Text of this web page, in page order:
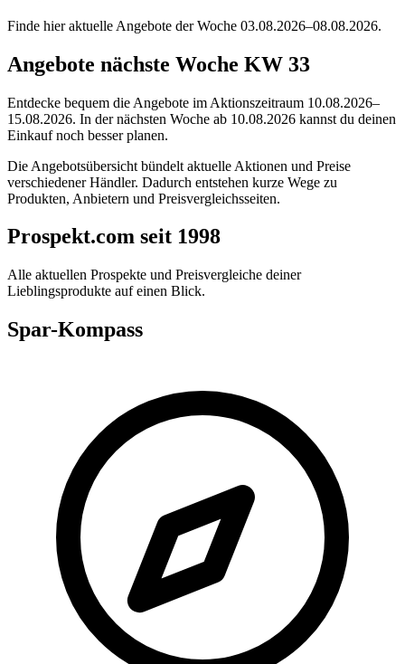
Finde hier aktuelle Angebote der Woche 03.08.2026–08.08.2026.
Angebote nächste Woche KW 33
Entdecke bequem die Angebote im Aktionszeitraum 10.08.2026–
15.08.2026. In der nächsten Woche ab 10.08.2026 kannst du deinen
Einkauf noch besser planen.
Die Angebotsübersicht bündelt aktuelle Aktionen und Preise
verschiedener Händler. Dadurch entstehen kurze Wege zu
Produkten, Anbietern und Preisvergleichsseiten.
Prospekt.com seit 1998
Alle aktuellen Prospekte und Preisvergleiche deiner
Lieblingsprodukte auf einen Blick.
Spar-Kompass